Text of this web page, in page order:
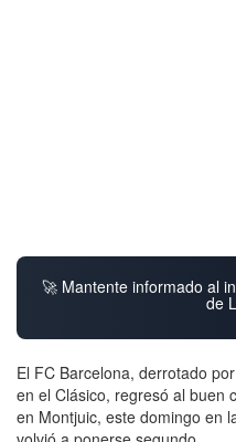
🚀 Mantente informado al
de
El FC Barcelona, derrotado
en el Clásico, regresó al buen
en Montjuic, este domingo en